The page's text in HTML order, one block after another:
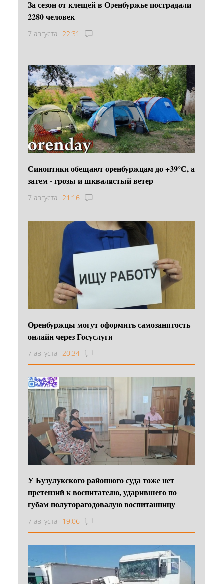
За сезон от клещей в Оренбуржье пострадали
2280 человек
7 августа 22:31
Синоптики обещают оренбуржцам до +39°С, а
затем - грозы и шквалистый ветер
7 августа 21:16
Оренбуржцы могут оформить самозанятость
онлайн через Госуслуги
7 августа 20:34
У Бузулукского районного суда тоже нет
претензий к воспитателю, ударившего по
губам полуторагодовалую воспитанницу
7 августа 19:06